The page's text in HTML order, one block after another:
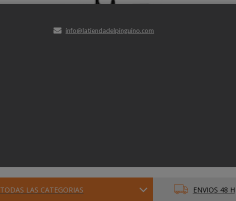
info@latiendadelpinguino.com
TODAS LAS CATEGORIAS ENVIOS 48 H